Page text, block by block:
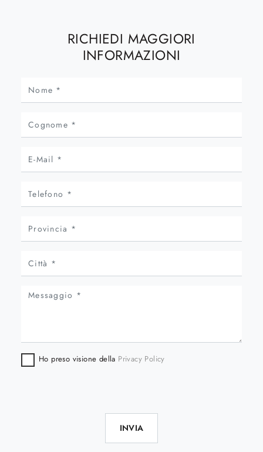
RICHIEDI MAGGIORI
INFORMAZIONI
Ho preso visione della Privacy Policy
INVIA